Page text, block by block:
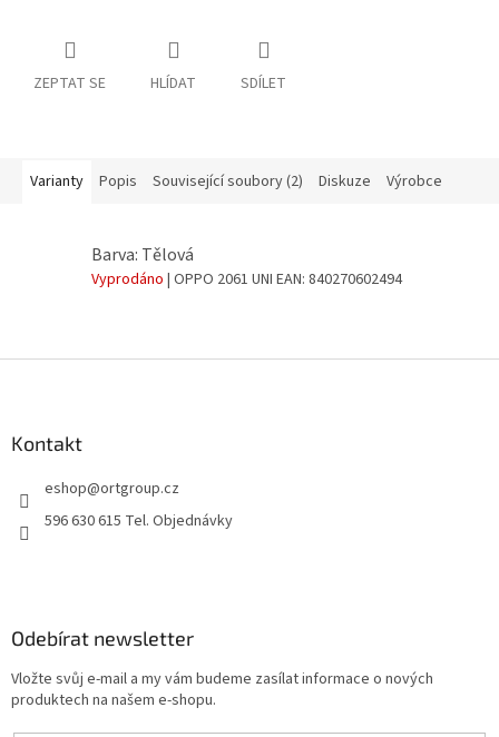
ZEPTAT SE HLÍDAT SDÍLET
Varianty Popis Související soubory (2) Diskuze Výrobce
Barva: Tělová
Vyprodáno | OPPO 2061 UNI EAN: 840270602494
Kontakt
eshop@ortgroup.cz
596 630 615 Tel. Objednávky
Odebírat newsletter
Vložte svůj e-mail a my vám budeme zasílat informace o nových
produktech na našem e-shopu.